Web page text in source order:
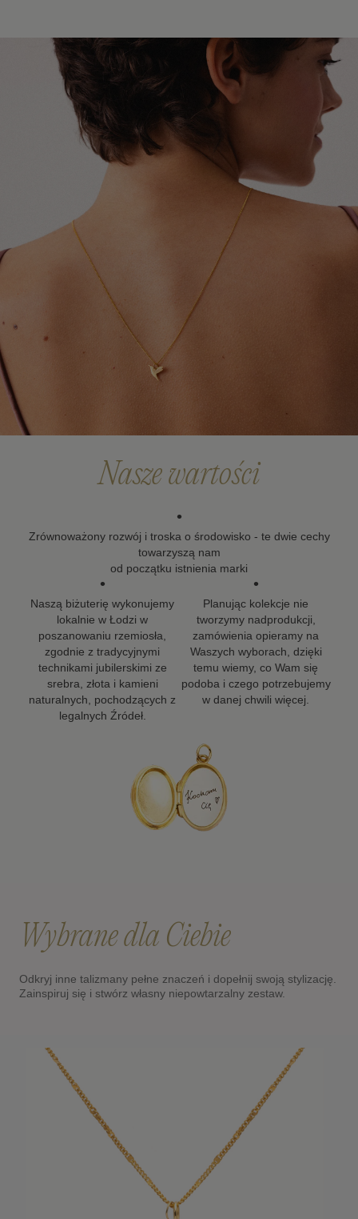
Global Express (Poczta Polska). Szacowany czas
doręczenia wynosi od 3 do 20 dni roboczych.
Szczegółowe informacje dotyczące dostępnych krajów,
metod wysyłki oraz orientacyjnych terminów dostawy
znajdziesz w tabeli.
Dokładamy wszelkich starań, aby Twoje zamówienie
dotarło bezpiecznie i jak najszybciej - niezależnie od
tego, czy podróżuje kilka ulic dalej, czy na drugi koniec
W przypadku zamówień wysyłanych do Wielkiej Brytanii i
Irlandii Północnej mogą obowiązywać dodatkowe opłaty
celne, podatki lub opłaty importowe naliczane przez
lokalne organy celne. Ewentualne koszty tego typu
ponosi odbiorca przesyłki.
zakładać ją jako ostatni element stylizacji.
Chroń biżuterię przed kontaktem z detergentami,
środkami czystości oraz preparatami leczniczymi
stosowanymi na skórę, które mogą wpływać na trwałość
pozłocenia i wygląd metalu.
Zdejmuj biżuterię przed kąpielą, snem, uprawianiem
sportu oraz wykonywaniem prac domowych. Pozwoli to
ograniczyć ryzyko uszkodzeń, odkształceń i utraty
Aby odświeżyć biżuterię i przywrócić jej blask, delikatnie
przecieraj ją miękką ściereczką jubilerską. Pamiętaj, że
pozłocenie jest naturalną powłoką użytkową, która z
czasem może ulegać ścieraniu. Tempo tego procesu
zależy między innymi od sposobu użytkowania,
częstotliwości noszenia oraz indywidualnych właściwości
skóry.
Po upływie okresu gwarancji możesz skorzystać z
dokładamy wszelkich starań, aby nasze projekty mogły
towarzyszyć Ci w kolejnych ważnych momentach życia.
Nasze wartości
•
Zrównoważony rozwój i troska o środowisko - te dwie cechy
towarzyszą nam
od początku istnienia marki
•
Naszą biżuterię wykonujemy
lokalnie w Łodzi w
poszanowaniu rzemiosła,
zgodnie z tradycyjnymi
technikami jubilerskimi ze
srebra, złota i kamieni
naturalnych, pochodzących z
legalnych Źródeł.
•
Planując kolekcje nie
tworzymy nadprodukcji,
zamówienia opieramy na
Waszych wyborach, dzięki
temu wiemy, co Wam się
podoba i czego potrzebujemy
w danej chwili więcej.
Wybrane dla Ciebie
Odkryj inne talizmany pełne znaczeń i dopełnij swoją stylizację.
Zainspiruj się i stwórz własny niepowtarzalny zestaw.